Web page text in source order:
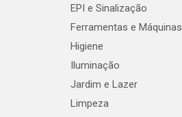
EPI e Sinalização
Ferramentas e Máquinas
Higiene
Iluminação
Jardim e Lazer
Limpeza